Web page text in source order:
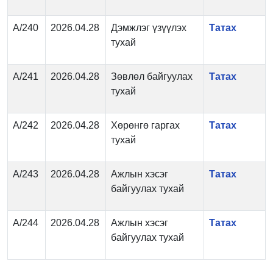
А/240 2026.04.28
Дэмжлэг үзүүлэх
тухай
Татах
А/241 2026.04.28
Зөвлөл байгуулах
тухай
Татах
А/242 2026.04.28
Хөрөнгө гаргах
тухай
Татах
А/243 2026.04.28
Ажлын хэсэг
байгуулах тухай
Татах
А/244 2026.04.28
Ажлын хэсэг
байгуулах тухай
Татах